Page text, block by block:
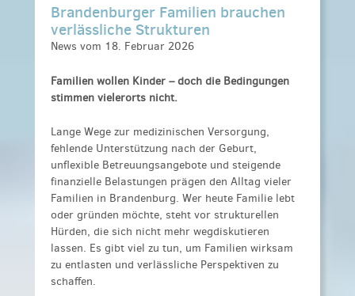
Brandenburger Familien brauchen
verlässliche Strukturen
News vom 18. Februar 2026
Familien wollen Kinder – doch die Bedingungen
stimmen vielerorts nicht.
Lange Wege zur medizinischen Versorgung,
fehlende Unterstützung nach der Geburt,
unflexible Betreuungsangebote und steigende
finanzielle Belastungen prägen den Alltag vieler
Familien in Brandenburg. Wer heute Familie lebt
oder gründen möchte, steht vor strukturellen
Hürden, die sich nicht mehr wegdiskutieren
lassen. Es gibt viel zu tun, um Familien wirksam
zu entlasten und verlässliche Perspektiven zu
schaffen.